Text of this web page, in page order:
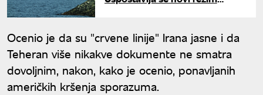
Ocenio je da su "crvene linije" Irana jasne i da
Teheran više nikakve dokumente ne smatra
dovoljnim, nakon, kako je ocenio, ponavljanih
američkih kršenja sporazuma.